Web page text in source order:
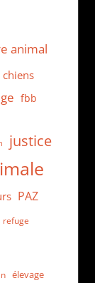
animal
chiens
fbb
justice
PAZ
refuge
élevage